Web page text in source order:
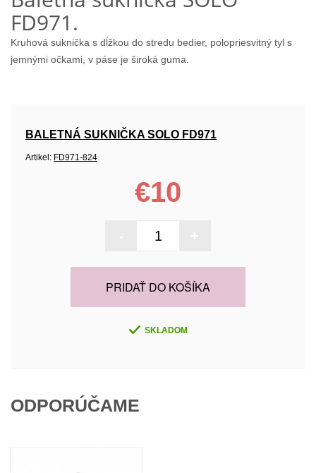
FD971.
Kruhová suknička s dĺžkou do stredu bedier, polopriesvitný tyl s
jemnými očkami, v páse je široká guma.
BALETNÁ SUKNIČKA SOLO FD971
Artikel: FD971-824
€10
PRIDAŤ DO KOŠÍKA
SKLADOM
ODPORÚČAME